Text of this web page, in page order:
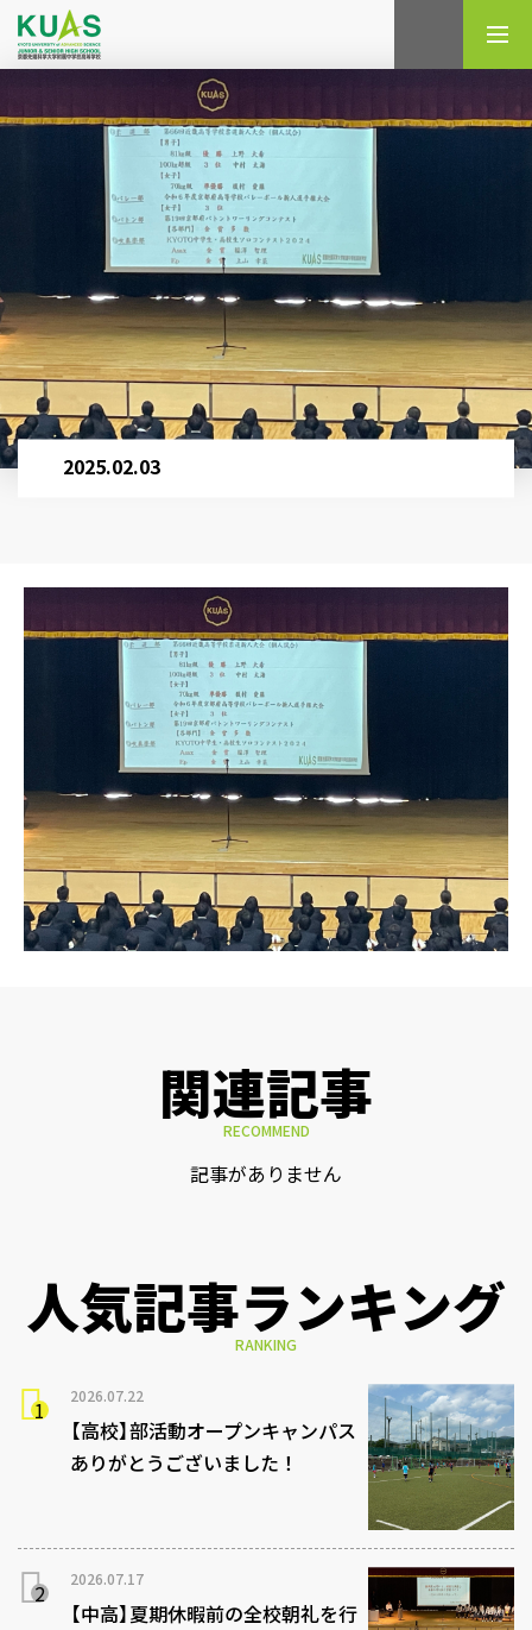
検索
2025.02.03
関連記事
RECOMMEND
記事がありません
人気記事ランキング
RANKING
2026.07.22
【高校】部活動オープンキャンパス
ありがとうございました！
2026.07.17
【中高】夏期休暇前の全校朝礼を行